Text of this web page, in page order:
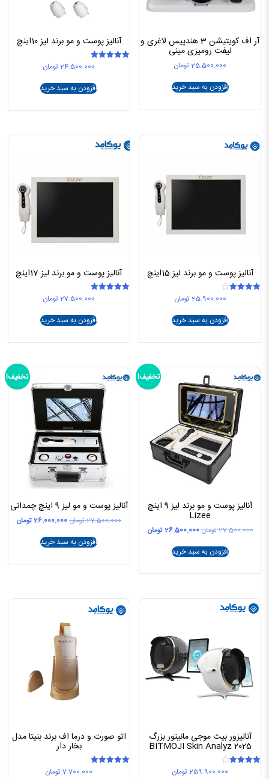
آر اف کویتیشن 3 هندپیس لاغری و
لیفت رومیزی مینی
25.500.000 تومان
افزودن به سبد خرید
آنالیز پوست و مو برند لیز 10اینچ
24.500.000 تومان
افزودن به سبد خرید
آنالیز پوست و مو برند لیز 15اینچ
25.900.000 تومان
افزودن به سبد خرید
آنالیز پوست و مو برند لیز 17اینچ
27.500.000 تومان
افزودن به سبد خرید
تخفیف!
آنالیز پوست و مو برند لیز 9 اینچ
Lizee
27.500.000تومانقیمت
26.500.000تومان
افزودن به سبد خرید
تخفیف!
آنالیز پوست و مو لیز 9 اینچ چمدانی
27.500.000تومانقیمت
26.000.000تومانقیمت
افزودن به سبد خرید
آنالیزور بیت موجی مانیتور بزرگ
2025 BITMOJI Skin Analyz
259.900.000 تومان
اتو صورت و درما اف برند بنیتا مدل
بخار دار
7.700.000 تومان